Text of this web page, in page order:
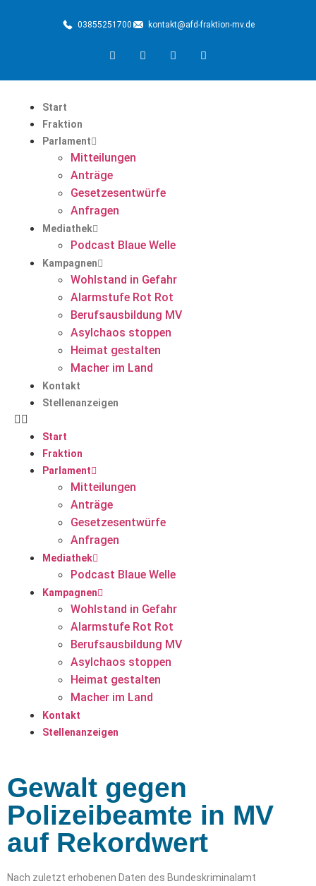
03855251700 kontakt@afd-fraktion-mv.de
Start
Fraktion
Parlament
Mitteilungen
Anträge
Gesetzesentwürfe
Anfragen
Mediathek
Podcast Blaue Welle
Kampagnen
Wohlstand in Gefahr
Alarmstufe Rot Rot
Berufsausbildung MV
Asylchaos stoppen
Heimat gestalten
Macher im Land
Kontakt
Stellenanzeigen
Start
Fraktion
Parlament
Mitteilungen
Anträge
Gesetzesentwürfe
Anfragen
Mediathek
Podcast Blaue Welle
Kampagnen
Wohlstand in Gefahr
Alarmstufe Rot Rot
Berufsausbildung MV
Asylchaos stoppen
Heimat gestalten
Macher im Land
Kontakt
Stellenanzeigen
Gewalt gegen
Polizeibeamte in MV
auf Rekordwert
Nach zuletzt erhobenen Daten des Bundeskriminalamt